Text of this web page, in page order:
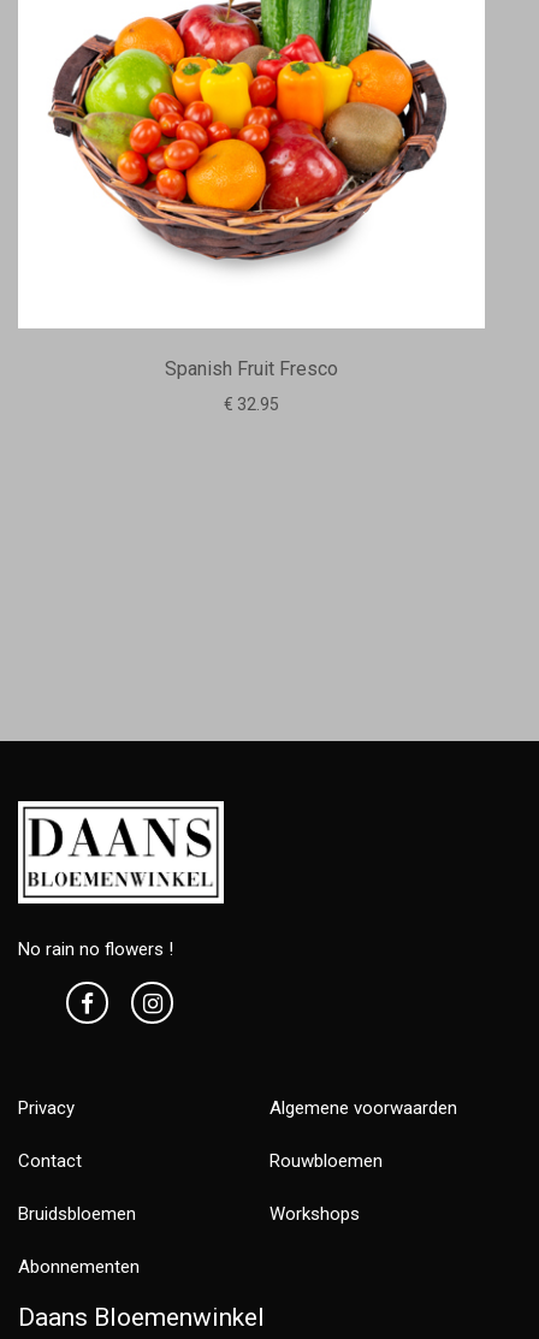
Spanish Fruit Fresco
€ 32.95
No rain no flowers !
Privacy Algemene voorwaarden
Contact Rouwbloemen
Bruidsbloemen Workshops
Abonnementen
Daans Bloemenwinkel